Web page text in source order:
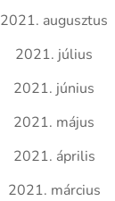
2021. augusztus
2021. július
2021. június
2021. május
2021. április
2021. március